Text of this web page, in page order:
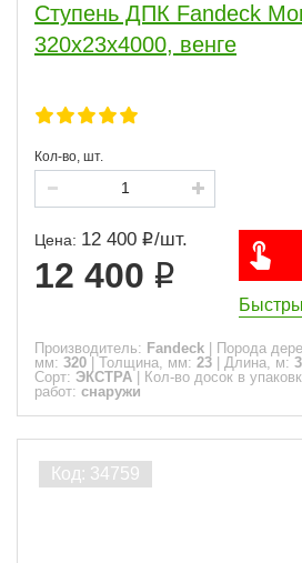
Ступень ДПК Fandeck
320х23х4000, венге
Кол-во, шт.
Цена: 12 400 /шт.
12 400
Производитель: Fandeck Порода
мм: 320 Толщина, мм: 23 Длина, м: 3
Сорт: ЭКСТРА Кол-во досок в
работ: снаружи